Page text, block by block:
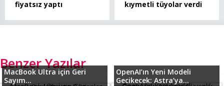
fiyatsız yaptı
kıymetli tüyolar verdi
Benzer Yazılar
MacBook Ultra için Geri
Sayım...
OpenAI’ın Yeni Modeli
Gecikecek: Astra’ya...